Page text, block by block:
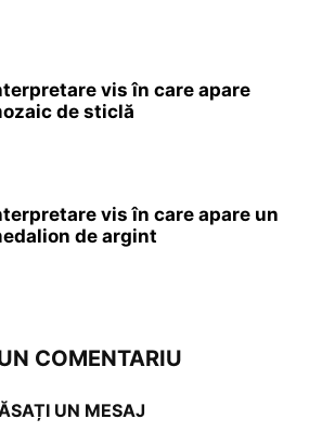
vis în care apare
de sticlă
vis în care apare un
de argint
COMENTARIU
UN MESAJ